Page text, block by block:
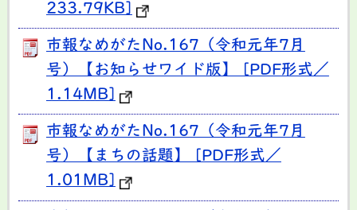
233.79KB]
市報なめがたNo.167（令和元年7月
号）【お知らせワイド版】 [PDF形式／
1.14MB]
市報なめがたNo.167（令和元年7月
号）【まちの話題】 [PDF形式／
1.01MB]